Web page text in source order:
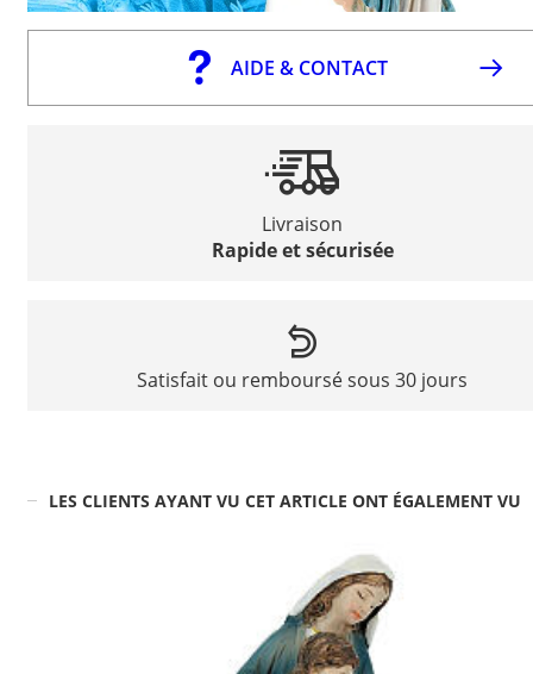
AIDE & CONTACT
Livraison
Rapide et sécurisée
Satisfait ou remboursé sous 30 jours
LES CLIENTS AYANT VU CET ARTICLE ONT ÉGALEMENT VU